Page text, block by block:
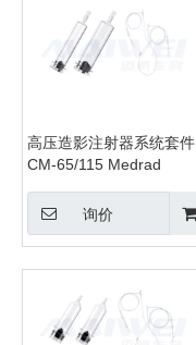
高压造影注射器系统套件
CM-65/115 Medrad
询价